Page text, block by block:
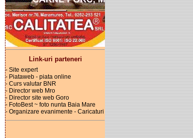
Link-uri parteneri
- Site expert
- Piataweb - piata online
- Curs valutar BNR
- Director web Mro
- Director site web Goro
- FotoBest ~ foto nunta Baia Mare
- Organizare evanimente - Caricaturi